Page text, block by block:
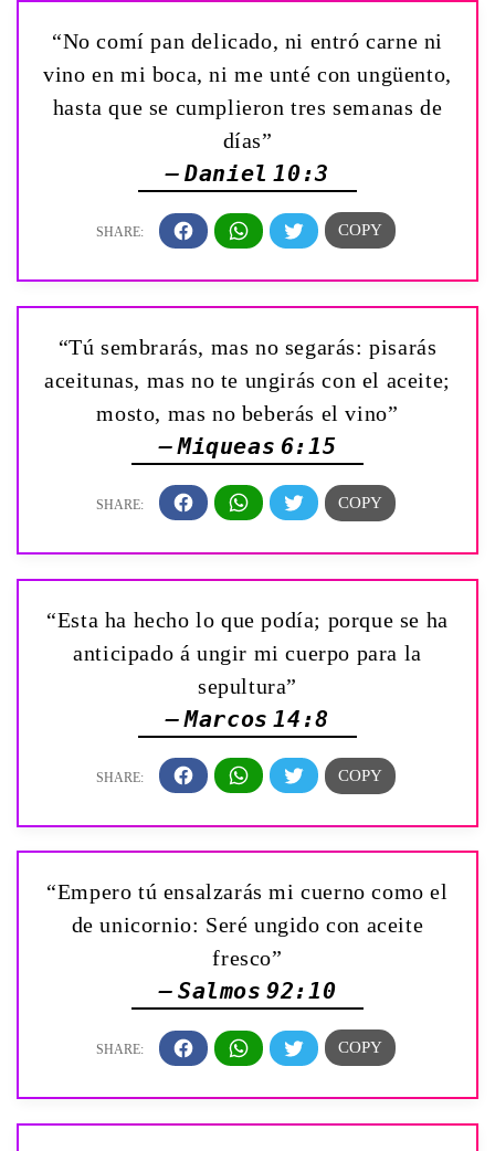
“No comí pan delicado, ni entró carne ni
vino en mi boca, ni me unté con ungüento,
hasta que se cumplieron tres semanas de
días”
— Daniel 10:3
“Tú sembrarás, mas no segarás: pisarás
aceitunas, mas no te ungirás con el aceite;
mosto, mas no beberás el vino”
— Miqueas 6:15
“Esta ha hecho lo que podía; porque se ha
anticipado á ungir mi cuerpo para la
sepultura”
— Marcos 14:8
“Empero tú ensalzarás mi cuerno como el
de unicornio: Seré ungido con aceite
fresco”
— Salmos 92:10